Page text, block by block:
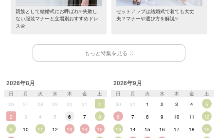
親族として結婚式にお呼ばれ✨失敗し
ない服装マナーと立場別おすすめドレ
ス🌼
セットアップは結婚式で着ても大丈
夫？マナーや選び方を解説✨
もっと特集を見る
2026年8月
日 月 火 水 木 金
土
26
27 28 29 30 31
1
2
3 4 5 6 7
8
9
10 11 12 13 14
15
2026年9月
日 月 火 水 木 金
土
30
31 1 2 3 4
5
6
7 8 9 10 11
12
13
14 15 16 17 18
19